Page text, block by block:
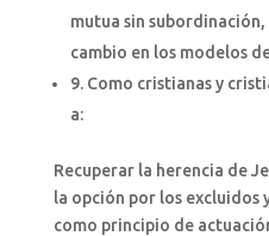
mutua sin
cambio en los modelos
9. Como cristianas y
a:
Recuperar la herencia de
la opción por los excluidos
como principio de